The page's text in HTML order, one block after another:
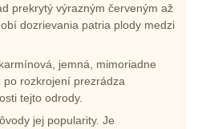
prekrytý výrazným červeným až
dozrievania patria plody medzi
jemná, mimoriadne
rozkrojení prezrádza
tejto odrody.
jej popularity. Je